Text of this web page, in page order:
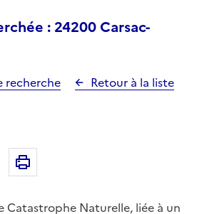
: 24200 Carsac-
recherche
Retour à la liste
par email
Copier dans le presse-papier
Catastrophe Naturelle, liée à un